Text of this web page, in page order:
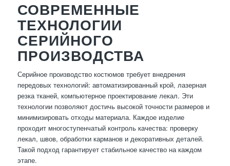
СОВРЕМЕННЫЕ
ТЕХНОЛОГИИ
СЕРИЙНОГО
ПРОИЗВОДСТВА
Серийное производство костюмов требует внедрения
передовых технологий: автоматизированный крой, лазерная
резка тканей, компьютерное проектирование лекал. Эти
технологии позволяют достичь высокой точности размеров и
минимизировать отходы материала. Каждое изделие
проходит многоступенчатый контроль качества: проверку
лекал, швов, обработки карманов и декоративных деталей.
Такой подход гарантирует стабильное качество на каждом
этапе.